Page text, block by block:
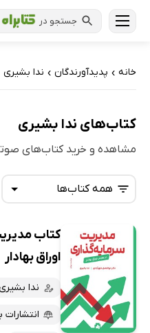
جستجو در
خانه › پدیدآورندگان › ندا بشیری
کتاب‌های ندا بشیری
مشاهده و خرید کتاب‌های
همه کتاب‌ها
همه کتاب‌ها
کتاب‌های صوتی
کتاب‌های متنی
کتاب
اوراق بهادار
ندا بشیری